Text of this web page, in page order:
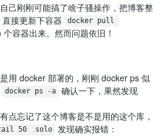
己刚刚可能搞了啥子骚操作，把博客整
接更新下容器
docker pull
个容器出来。然而问题依旧！
用 docker 部署的，刚刚 docker ps 似
docker ps -a
确认一下，果然发现
点忘记了这个博客是不是用的这个库，
50  solo 发现确实报错：